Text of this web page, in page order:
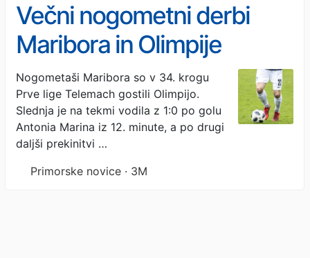
Večni nogometni derbi
Maribora in Olimpije
prekinjen zaradi navijaških
izgredov
Nogometaši Maribora so v 34. krogu
Prve lige Telemach gostili Olimpijo.
Slednja je na tekmi vodila z 1:0 po golu
Antonia Marina iz 12. minute, a po drugi
daljši prekinitvi …
Primorske novice · 3M